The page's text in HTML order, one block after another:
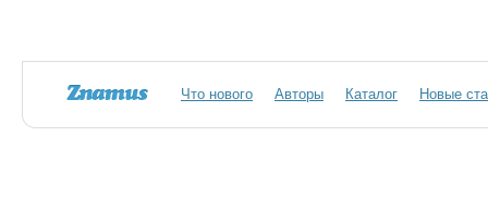
Что нового Авторы Каталог Новые